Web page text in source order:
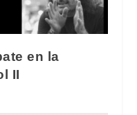
en la
II